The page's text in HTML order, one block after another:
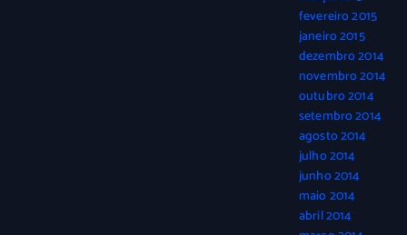
fevereiro 2015
janeiro 2015
dezembro 2014
novembro 2014
outubro 2014
setembro 2014
agosto 2014
julho 2014
junho 2014
maio 2014
abril 2014